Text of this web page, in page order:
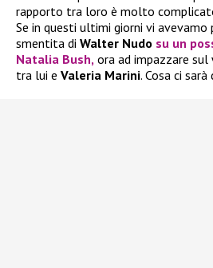
rapporto tra loro è molto
Se in questi ultimi giorni vi
smentita di Walter Nudo su un
Natalia Bush, ora ad impazzare
tra lui e Valeria Marini. Cosa ci sarà